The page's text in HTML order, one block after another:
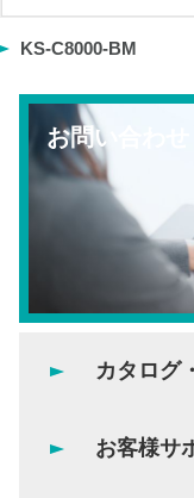
KS-C8000-BM
お問い合わせ
カタログ
お客様サ